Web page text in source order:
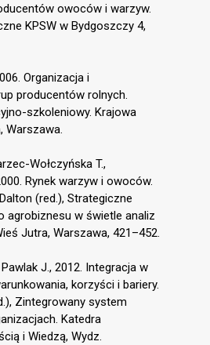
owoców i warzyw.
KPSW w Bydgoszczy 4,
Organizacja i
producentów rolnych.
szkoleniowy. Krajowa
Warszawa.
Wołczyńska T.,
Rynek warzyw i owoców.
(red.), Strategiczne
agrobiznesu w świetle analiz
Jutra, Warszawa, 421–452.
J., 2012. Integracja w
korzyści i bariery.
Zintegrowany system
Katedra
i Wiedzą, Wydz.